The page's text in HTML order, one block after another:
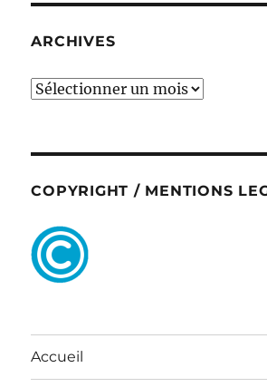
ARCHIVES
ARCHIVES
COPYRIGHT / MENTIONS
Accueil